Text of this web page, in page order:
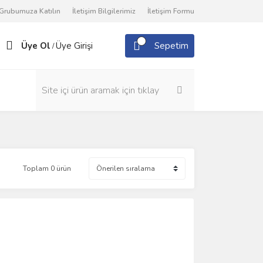
Katılın İletişim Bilgilerimiz İletişim Formu
Üye Ol /Üye Girişi Sepetim
Toplam 0 ürün